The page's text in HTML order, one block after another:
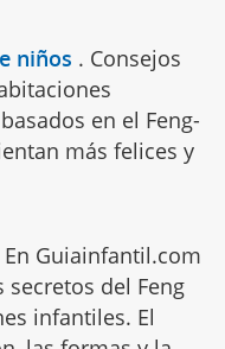
niños . Consejos
en el Feng-
más felices y
En Guiainfantil.com
del Feng
infantiles. El